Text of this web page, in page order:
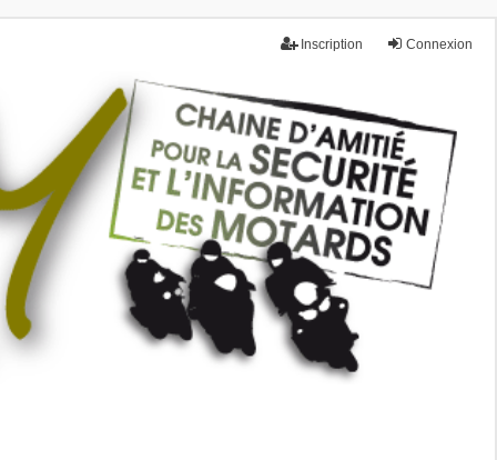
Connexion
Inscription